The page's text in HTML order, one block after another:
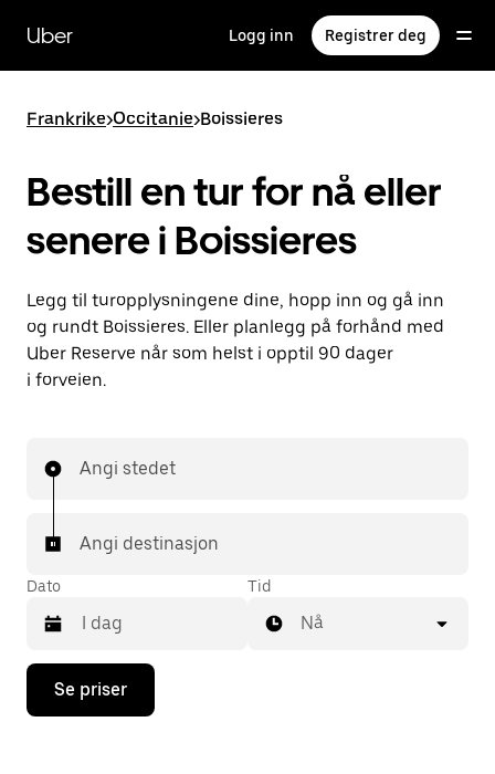
hovedinnholdet
Uber Logg inn Registrer deg
Frankrike>Occitanie>Boissieres
Bestill en tur for nå eller
senere i Boissieres
Legg til turopplysningene dine, hopp inn og gå inn
og rundt Boissieres. Eller planlegg på forhånd med
Uber Reserve når som helst i opptil 90 dager
i forveien.
Angi stedet
Angi destinasjon
Dato
Trykk
piltast
Tid
Nå
Se priser